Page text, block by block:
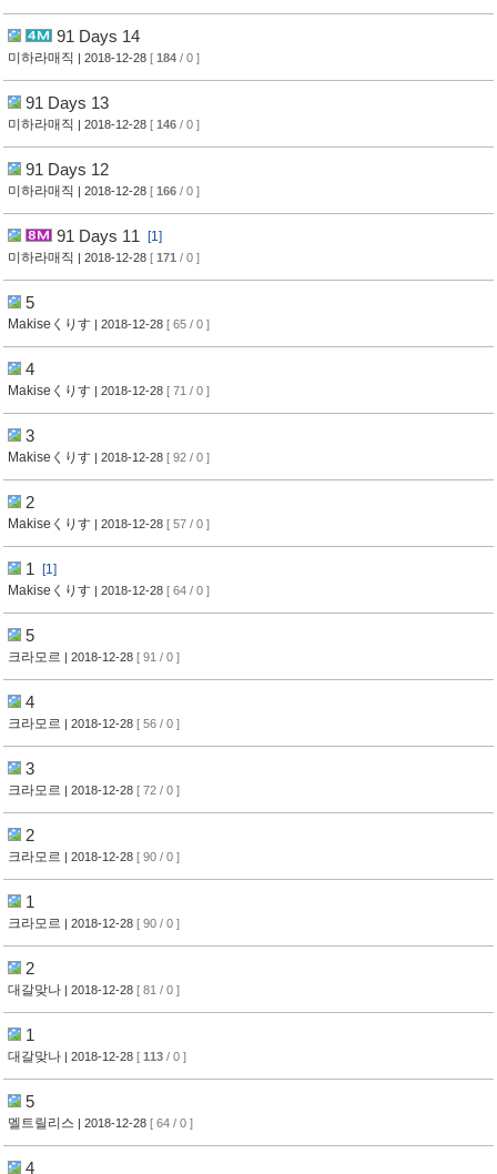
91 Days 14
미하라매직 | 2018-12-28 [ 184 / 0 ]
91 Days 13
미하라매직 | 2018-12-28 [ 146 / 0 ]
91 Days 12
미하라매직 | 2018-12-28 [ 166 / 0 ]
91 Days 11
[1]
미하라매직 | 2018-12-28 [ 171 / 0 ]
5
Makiseくりす | 2018-12-28 [ 65 / 0 ]
4
Makiseくりす | 2018-12-28 [ 71 / 0 ]
3
Makiseくりす | 2018-12-28 [ 92 / 0 ]
2
Makiseくりす | 2018-12-28 [ 57 / 0 ]
1
[1]
Makiseくりす | 2018-12-28 [ 64 / 0 ]
5
크라모르 | 2018-12-28 [ 91 / 0 ]
4
크라모르 | 2018-12-28 [ 56 / 0 ]
3
크라모르 | 2018-12-28 [ 72 / 0 ]
2
크라모르 | 2018-12-28 [ 90 / 0 ]
1
크라모르 | 2018-12-28 [ 90 / 0 ]
2
대갈맞나 | 2018-12-28 [ 81 / 0 ]
1
대갈맞나 | 2018-12-28 [ 113 / 0 ]
5
멜트릴리스 | 2018-12-28 [ 64 / 0 ]
4